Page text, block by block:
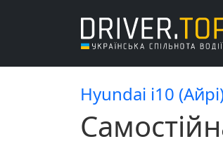
Hyundai i10